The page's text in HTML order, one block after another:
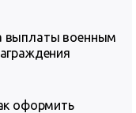
выплаты военным
оформить